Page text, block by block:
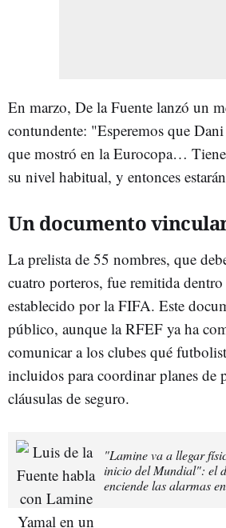
En marzo, De la Fuente lanzó un
contundente: "Esperemos que
que mostró en la Eurocopa…
su nivel habitual, y entonces
Un documento
La prelista de 55 nombres, que
cuatro porteros, fue remitida
establecido por la FIFA. Este
público, aunque la RFEF ya ha
comunicar a los clubes qué
incluidos para coordinar planes de
cláusulas de seguro.
"Lamine va a llegar
inicio del Mundial": el
enciende las alarmas